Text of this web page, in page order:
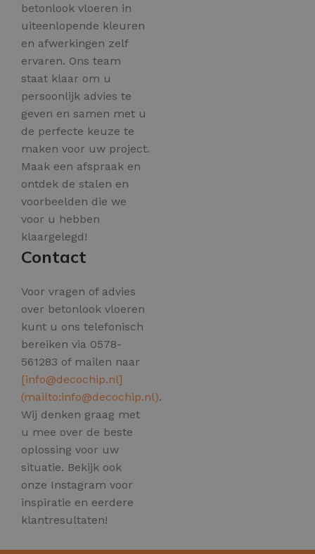
betonlook vloeren in
uiteenlopende kleuren
en afwerkingen zelf
ervaren. Ons team
staat klaar om u
persoonlijk advies te
geven en samen met u
de perfecte keuze te
maken voor uw project.
Maak een afspraak en
ontdek de stalen en
voorbeelden die we
voor u hebben
klaargelegd!
Contact
Voor vragen of advies
over betonlook vloeren
kunt u ons telefonisch
bereiken via 0578-
561283 of mailen naar
[info@decochip.nl]
(mailto:info@decochip.nl).
Wij denken graag met
u mee over de beste
oplossing voor uw
situatie. Bekijk ook
onze Instagram voor
inspiratie en eerdere
klantresultaten!